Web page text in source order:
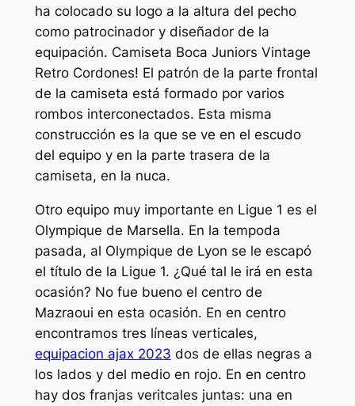
ha colocado su logo a la altura del pecho
como patrocinador y diseñador de la
equipación. Camiseta Boca Juniors Vintage
Retro Cordones! El patrón de la parte frontal
de la camiseta está formado por varios
rombos interconectados. Esta misma
construcción es la que se ve en el escudo
del equipo y en la parte trasera de la
camiseta, en la nuca.
Otro equipo muy importante en Ligue 1 es el
Olympique de Marsella. En la tempoda
pasada, al Olympique de Lyon se le escapó
el título de la Ligue 1. ¿Qué tal le irá en esta
ocasión? No fue bueno el centro de
Mazraoui en esta ocasión. En en centro
encontramos tres líneas verticales,
equipacion ajax 2023 dos de ellas negras a
los lados y del medio en rojo. En en centro
hay dos franjas veritcales juntas: una en